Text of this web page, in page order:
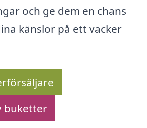
och ge dem en chans
känslor på ett vacker
buketter